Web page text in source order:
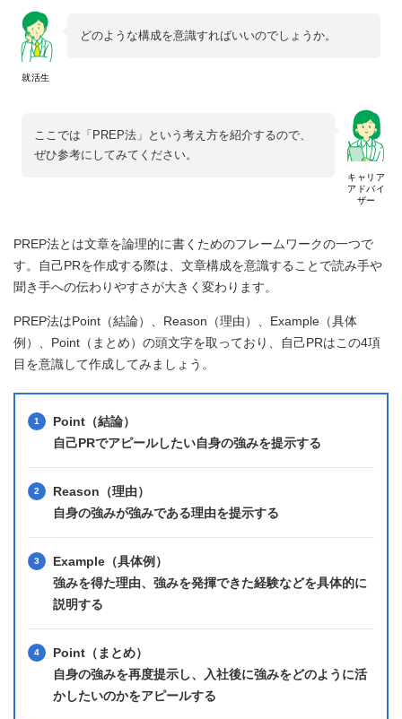
就活生
どのような構成を意識すればいいのでしょうか。
キャリア
アドバイ
ザー
ここでは「PREP法」という考え方を紹介するので、
ぜひ参考にしてみてください。
PREP法とは文章を論理的に書くためのフレームワークの一つで
す。自己PRを作成する際は、文章構成を意識することで読み手や
聞き手への伝わりやすさが大きく変わります。
PREP法はPoint（結論）、Reason（理由）、Example（具体
例）、Point（まとめ）の頭文字を取っており、自己PRはこの4項
目を意識して作成してみましょう。
Point（結論）
自己PRでアピールしたい自身の強みを提示する
Reason（理由）
自身の強みが強みである理由を提示する
Example（具体例）
強みを得た理由、強みを発揮できた経験などを具体的に
説明する
Point（まとめ）
自身の強みを再度提示し、入社後に強みをどのように活
かしたいのかをアピールする